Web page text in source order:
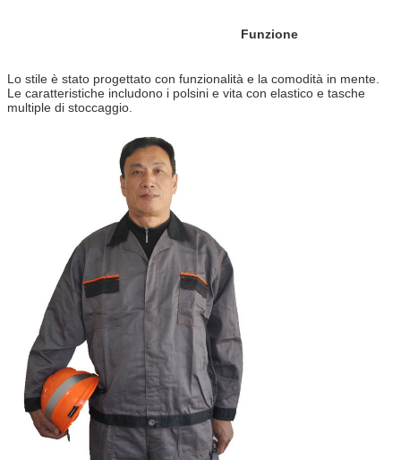
Funzione
Lo stile è stato progettato con funzionalità e la comodità in mente.
Le caratteristiche includono i polsini e vita con elastico e tasche
multiple di stoccaggio.